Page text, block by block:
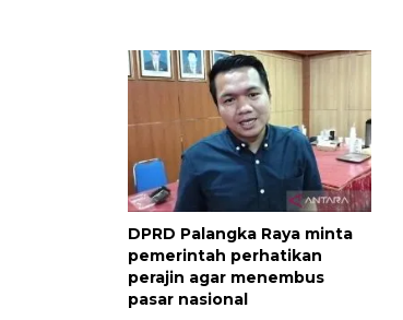
DPRD Palangka Raya minta
pemerintah perhatikan
perajin agar menembus
pasar nasional